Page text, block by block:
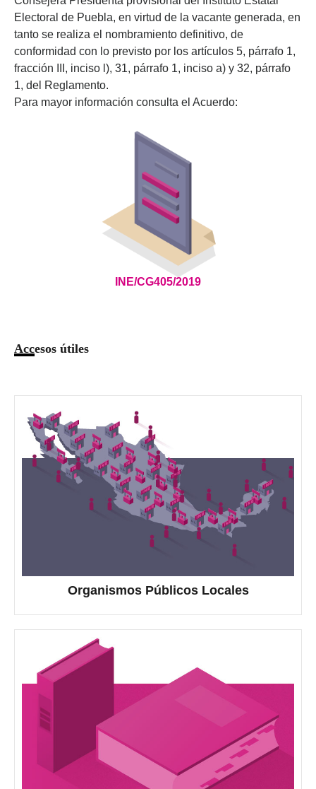
Electoral de Puebla, en virtud de la vacante generada, en
tanto se realiza el nombramiento definitivo, de
conformidad con lo previsto por los artículos 5, párrafo 1,
fracción III, inciso l), 31, párrafo 1, inciso a) y 32, párrafo
1, del Reglamento.
Para mayor información consulta el Acuerdo:
INE/CG405/2019
Accesos útiles
Organismos Públicos Locales